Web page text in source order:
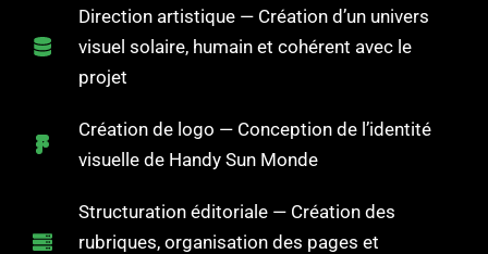
Direction artistique — Création d’un univers
visuel solaire, humain et cohérent avec le
projet
Création de logo — Conception de l’identité
visuelle de Handy Sun Monde
Structuration éditoriale — Création des
rubriques, organisation des pages et